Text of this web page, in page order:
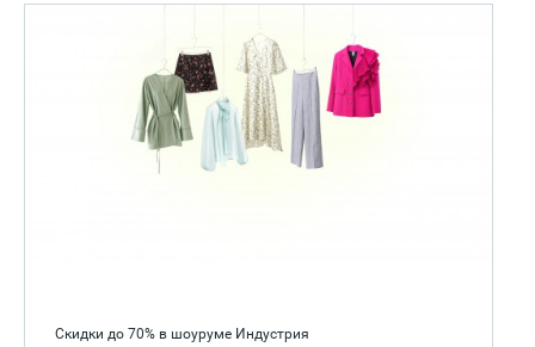
Скидки до 70% в шоуруме Индустрия